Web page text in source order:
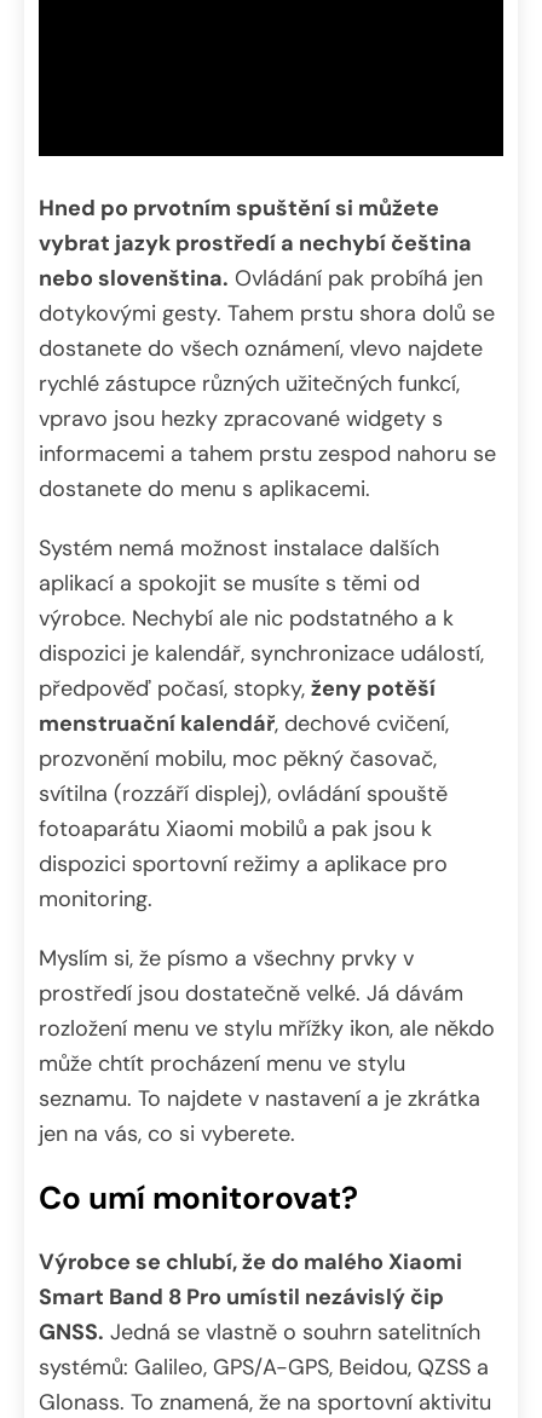
Hned po prvotním spuštění si můžete
vybrat jazyk prostředí a nechybí čeština
nebo slovenština. Ovládání pak probíhá jen
dotykovými gesty. Tahem prstu shora dolů se
dostanete do všech oznámení, vlevo najdete
rychlé zástupce různých užitečných funkcí,
vpravo jsou hezky zpracované widgety s
informacemi a tahem prstu zespod nahoru se
dostanete do menu s aplikacemi.
Systém nemá možnost instalace dalších
aplikací a spokojit se musíte s těmi od
výrobce. Nechybí ale nic podstatného a k
dispozici je kalendář, synchronizace událostí,
předpověď počasí, stopky, ženy potěší
menstruační kalendář, dechové cvičení,
prozvonění mobilu, moc pěkný časovač,
svítilna (rozzáří displej), ovládání spouště
fotoaparátu Xiaomi mobilů a pak jsou k
dispozici sportovní režimy a aplikace pro
monitoring.
Myslím si, že písmo a všechny prvky v
prostředí jsou dostatečně velké. Já dávám
rozložení menu ve stylu mřížky ikon, ale někdo
může chtít procházení menu ve stylu
seznamu. To najdete v nastavení a je zkrátka
jen na vás, co si vyberete.
Co umí monitorovat?
Výrobce se chlubí, že do malého Xiaomi
Smart Band 8 Pro umístil nezávislý čip
GNSS. Jedná se vlastně o souhrn satelitních
systémů: Galileo, GPS/A-GPS, Beidou, QZSS a
Glonass. To znamená, že na sportovní aktivitu